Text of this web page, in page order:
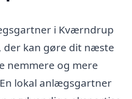
i Kværndrup
der kan gøre dit næste
nemmere og mere
lokal anlægsgartner